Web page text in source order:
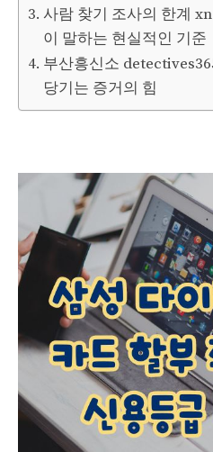
사람 찾기 조사의 한계
이 말하는 현실적인 기준
부산흥신소
당기는 증거의 힘